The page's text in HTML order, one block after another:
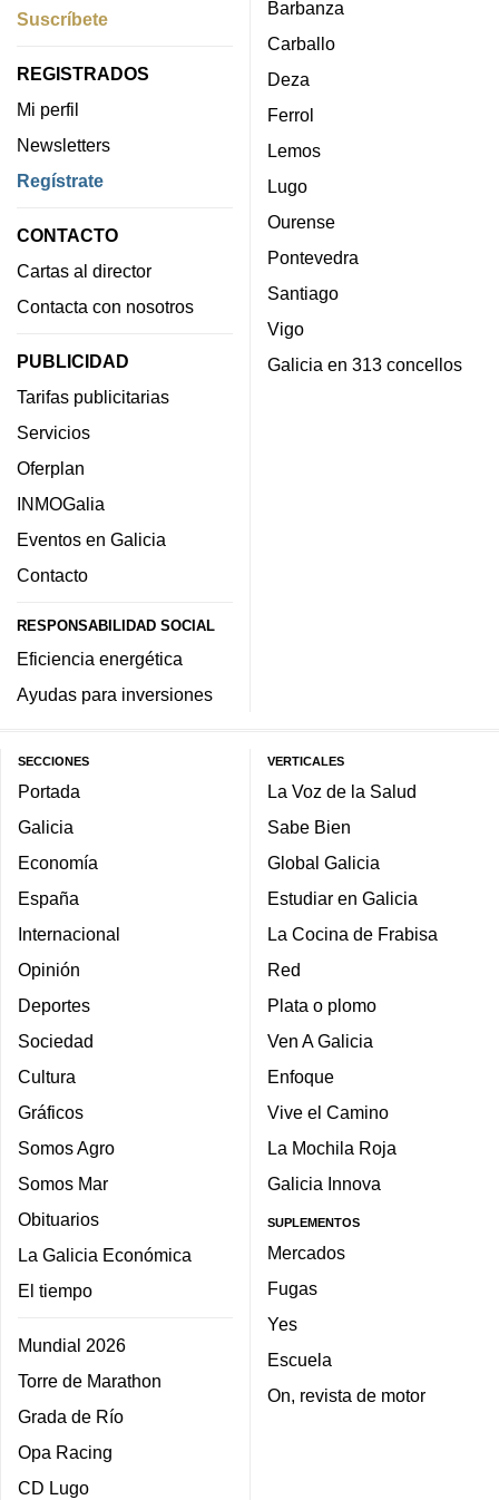
Suscríbete
REGISTRADOS
Mi perfil
Newsletters
Regístrate
CONTACTO
Cartas al director
Contacta con nosotros
PUBLICIDAD
Tarifas publicitarias
Servicios
Oferplan
INMOGalia
Eventos en Galicia
Contacto
RESPONSABILIDAD SOCIAL
Eficiencia energética
Ayudas para inversiones
Barbanza
Carballo
Deza
Ferrol
Lemos
Lugo
Ourense
Pontevedra
Santiago
Vigo
Galicia en 313 concellos
SECCIONES
Portada
Galicia
Economía
España
Internacional
Opinión
Deportes
Sociedad
Cultura
Gráficos
Somos Agro
Somos Mar
Obituarios
La Galicia Económica
El tiempo
Mundial 2026
Torre de Marathon
Grada de Río
Opa Racing
CD Lugo
VERTICALES
La Voz de la Salud
Sabe Bien
Global Galicia
Estudiar en Galicia
La Cocina de Frabisa
Red
Plata o plomo
Ven A Galicia
Enfoque
Vive el Camino
La Mochila Roja
Galicia Innova
SUPLEMENTOS
Mercados
Fugas
Yes
Escuela
On, revista de motor